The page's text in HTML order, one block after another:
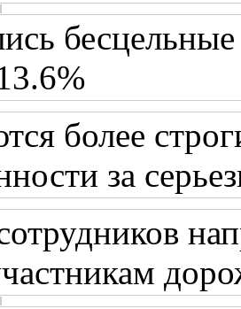
более
за